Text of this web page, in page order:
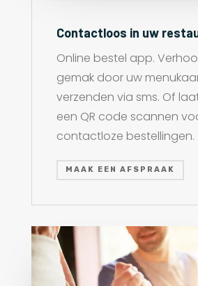
Contactloos in uw
Online bestel app.
gemak door uw
verzenden via sms. Of
een QR code scannen
contactloze bestellingen.
MAAK EEN AFSPRAAK